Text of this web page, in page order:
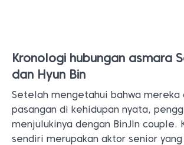
Kronologi hubungan asmara
dan Hyun Bin
Setelah mengetahui bahwa mereka
pasangan di kehidupan nyata,
menjulukinya dengan BinJIn couple.
sendiri merupakan aktor senior